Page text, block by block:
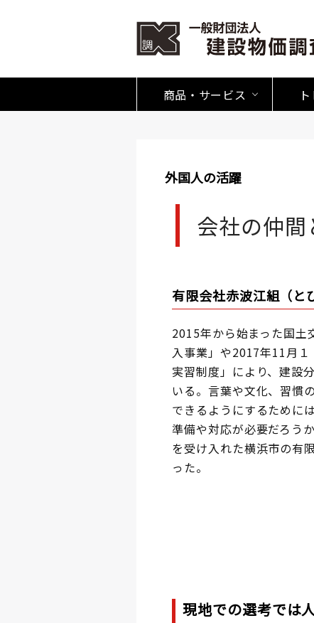
商品・サービス
外国人の活躍
会社の仲
有限会社赤波江組（
2015年から始まった国土
入事業」や2017年11月
実習制度」により、建設
いる。言葉や文化、習慣
できるようにするために
準備や対応が必要だろう
を受け入れた横浜市の有
った。
現地での選考では